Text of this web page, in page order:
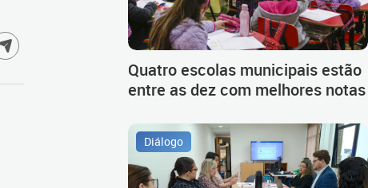
Quatro escolas municipais estão
entre as dez com melhores notas
Diálogo